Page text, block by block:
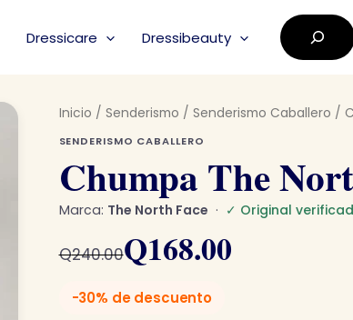
Dressicare Dressibeauty
Buscar
Inicio / Senderismo / Senderismo Caballero /
SENDERISMO CABALLERO
Chumpa The
Marca: The North Face · ✓ Original
Q240.00
original
Q168.00
actual
-30% de descuento